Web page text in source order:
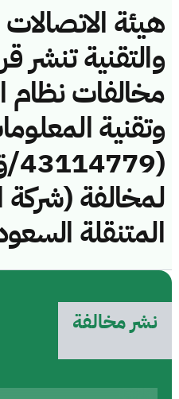
هيئة
والتقنية تنشر
مخالفات نظام
وتقنية
لمخالفة (شركة
المتنقلة
نشر مخالفة